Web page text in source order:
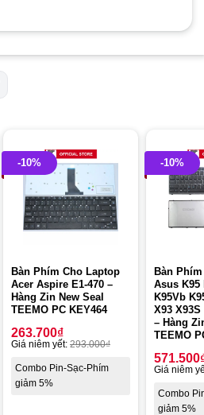
-10%
Bàn Phím Cho Laptop
Acer Aspire E1-470 –
Hàng Zin New Seal
TEEMO PC KEY464
263.700₫
Giá niêm yết: 293.000₫
Combo Pin-Sạc-Phím
giảm 5%
-10%
Bàn
Asus K95
K95Vb
X93
– Hàng
TEEMO
571.500
Giá niêm
Combo
giảm 5%